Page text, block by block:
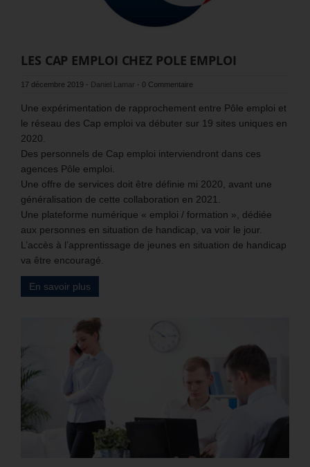
LES CAP EMPLOI CHEZ POLE EMPLOI
17 décembre 2019 - Daniel Lamar - 0 Commentaire
Une expérimentation de rapprochement entre Pôle emploi et
le réseau des Cap emploi va débuter sur 19 sites uniques en
2020.
Des personnels de Cap emploi interviendront dans ces
agences Pôle emploi.
Une offre de services doit être définie mi 2020, avant une
généralisation de cette collaboration en 2021.
Une plateforme numérique « emploi / formation », dédiée
aux personnes en situation de handicap, va voir le jour.
L’accès à l’apprentissage de jeunes en situation de handicap
va être encouragé.
En savoir plus